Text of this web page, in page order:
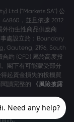
Ltd ("Markets SA") 公
，並且依據 2012
外衍生性商品供應商
處設立於：Boundary
Gauteng, 2196, South
約 (CFD) 屬於高度投
閣下有可能蒙受部分
起資金損失的投機買
讀完整的
《風險披露
與我們聯絡。請閱
訊。